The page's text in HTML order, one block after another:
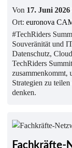
Von 17. Juni 2026
Ort: euronova
#TechRiders
Souveränität und
Datenschutz,
TechRiders
zusammenkommt,
Strategien zu
denken.